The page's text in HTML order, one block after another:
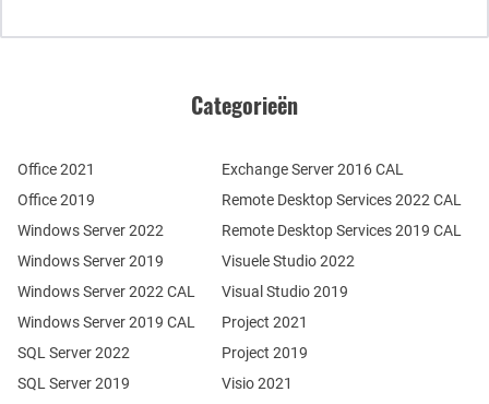
Categorieën
Office 2021
Office 2019
Windows Server 2022
Windows Server 2019
SQL Server 2022
SQL Server 2019
Windows Server 2022 CAL
Windows Server 2019 CAL
Remote Desktop Services 2022 CAL
Remote Desktop Services 2019 CAL
Exchange Server 2016 CAL
Visuele Studio 2022
Visual Studio 2019
Project 2021
Project 2019
Visio 2021